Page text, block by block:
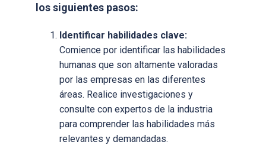
los siguientes pasos:
Identificar habilidades clave:
Comience por identificar las habilidades
humanas que son altamente valoradas
por las empresas en las diferentes
áreas. Realice investigaciones y
consulte con expertos de la industria
para comprender las habilidades más
relevantes y demandadas.